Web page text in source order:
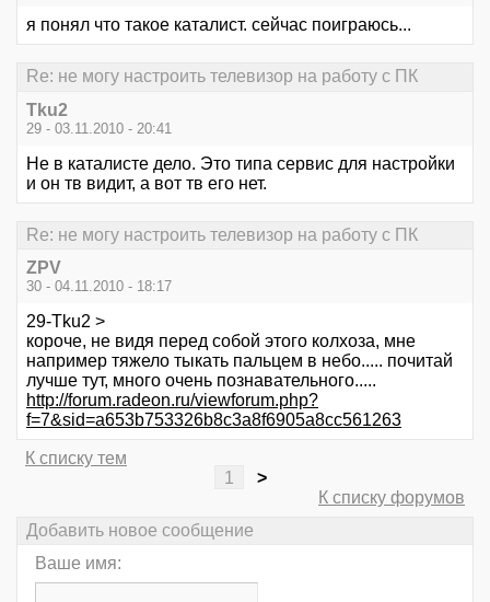
я понял что такое каталист. сейчас поиграюсь...
Re: не могу настроить телевизор на работу с ПК
Tku2
29 - 03.11.2010 - 20:41
Не в каталисте дело. Это типа сервис для настройки
и он тв видит, а вот тв его нет.
Re: не могу настроить телевизор на работу с ПК
ZPV
30 - 04.11.2010 - 18:17
29-Tku2 >
короче, не видя перед собой этого колхоза, мне
например тяжело тыкать пальцем в небо..... почитай
лучше тут, много очень познавательного.....
http://forum.radeon.ru/viewforum.php?
f=7&sid=a653b753326b8c3a8f6905a8cc561263
К списку тем
1
>
К списку форумов
Добавить новое сообщение
Ваше имя: